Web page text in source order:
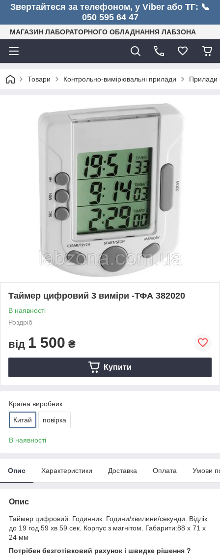
Звертайтеся за телефоном, у Viber або ТГ: 📞
050 595 64 47
МАГАЗИН ЛАБОРАТОРНОГО ОБЛАДНАННЯ ЛАБЗОНА
Товари Контрольно-вимірювальні прилади Прилади
Таймер цифровий 3 виміри -ТФА 382020
В наявності
Роздріб
від 1 500 ₴
Купити
Країна виробник
Китай повірка
В наявності
Опис Характеристики Доставка Оплата Умови
Опис
Таймер цифровий. Годинник. Години/хвилини/секунди. Відлік
до 19 год 59 хв 59 сек. Корпус з магнітом. Габарити:88 x 71 x
24 мм
Потрібен безготівковий рахунок і швидке рішення ?